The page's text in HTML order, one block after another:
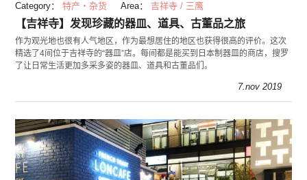
Category： 特产・杂货 Area： 吉祥寺 / 三鹰
【吉祥寺】发现珍藏的器皿、道具、古董品之旅
作为观光地也很有人气地区，作为最想居住的地区也获得很高的评价。这次
精选了4间位于吉祥寺的“器皿”店。每间都是能买到日本制器皿的商店，搜罗
了让日常生活更加多采多姿的器皿、道具和古董品们。
7.nov 2019